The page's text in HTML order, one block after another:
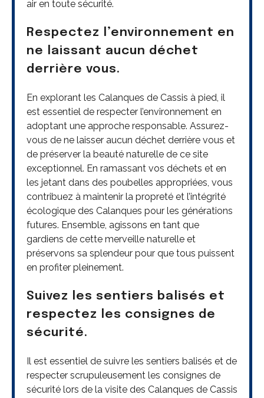
air en toute sécurité.
Respectez l’environnement en
ne laissant aucun déchet
derrière vous.
En explorant les Calanques de Cassis à pied, il
est essentiel de respecter l’environnement en
adoptant une approche responsable. Assurez-
vous de ne laisser aucun déchet derrière vous et
de préserver la beauté naturelle de ce site
exceptionnel. En ramassant vos déchets et en
les jetant dans des poubelles appropriées, vous
contribuez à maintenir la propreté et l’intégrité
écologique des Calanques pour les générations
futures. Ensemble, agissons en tant que
gardiens de cette merveille naturelle et
préservons sa splendeur pour que tous puissent
en profiter pleinement.
Suivez les sentiers balisés et
respectez les consignes de
sécurité.
Il est essentiel de suivre les sentiers balisés et de
respecter scrupuleusement les consignes de
sécurité lors de la visite des Calanques de Cassis